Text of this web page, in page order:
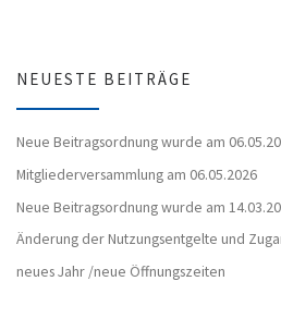
NEUESTE BEITRÄGE
Neue Beitragsordnung wurde am
Mitgliederversammlung am 06.05.2026
Neue Beitragsordnung wurde am
Änderung der Nutzungsentgelte und
neues Jahr /neue Öffnungszeiten